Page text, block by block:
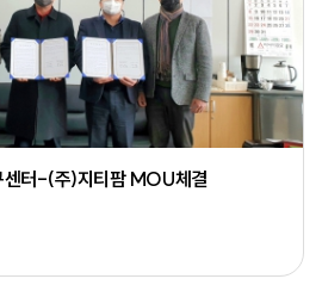
센터-(주)지티팜 MOU체결